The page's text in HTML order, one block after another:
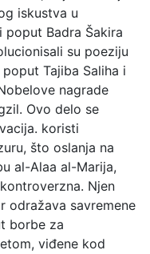
iskustva u
poput Badra Šakira
su poeziju
Tajiba Saliha i
nagrade
Ovo delo se
koristi
što oslanja na
al-Alaa al-Marija,
Njen
odražava savremene
borbe za
viđene kod